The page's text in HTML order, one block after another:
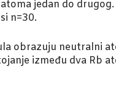
jedan do
n=30.
obrazuju neutralni
između dva Rb